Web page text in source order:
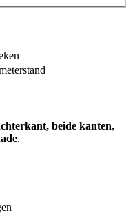
beide kanten,
.